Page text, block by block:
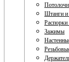
Штанги и
Зажимы